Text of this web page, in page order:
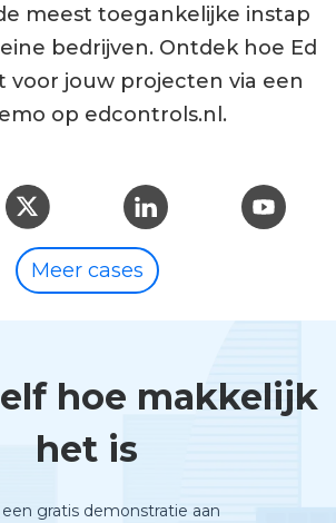
meest toegankelijke instap
bedrijven. Ontdek hoe Ed
voor jouw projecten via een
op edcontrols.nl.
Meer cases
hoe makkelijk
het is
een gratis demonstratie aan